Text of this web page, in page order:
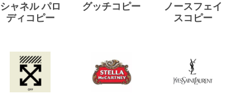
シャネル パロ
ディコピー
グッチコピー
ノースフェイ
スコピー